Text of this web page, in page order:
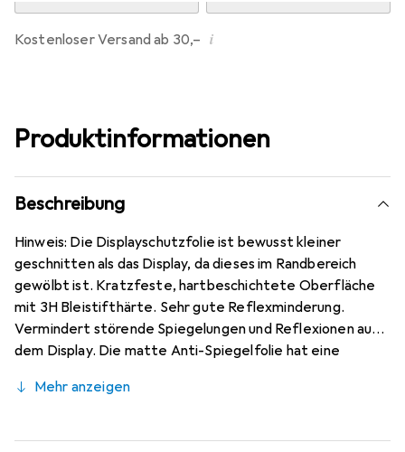
Kostenloser Versand ab 30,– i
Produktinformationen
Beschreibung
Hinweis: Die Displayschutzfolie ist bewusst kleiner
geschnitten als das Display, da dieses im Randbereich
gewölbt ist. Kratzfeste, hartbeschichtete Oberfläche
mit 3H Bleistifthärte. Sehr gute Reflexminderung.
Vermindert störende Spiegelungen und Reflexionen auf
dem Display. Die matte Anti-Spiegelfolie hat eine
Desire 20 Pro Glas, da dieses gewölbt ist (siehe Fotos),
(ohne Klebstoff). Kinderleichte Anbringung - 100%
Mehr anzeigen